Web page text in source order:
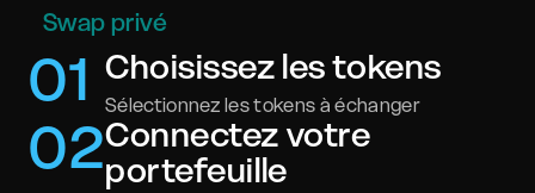
Swap privé
01 Choisissez les tokens
Sélectionnez les tokens à échanger
02Connectez votre
portefeuille